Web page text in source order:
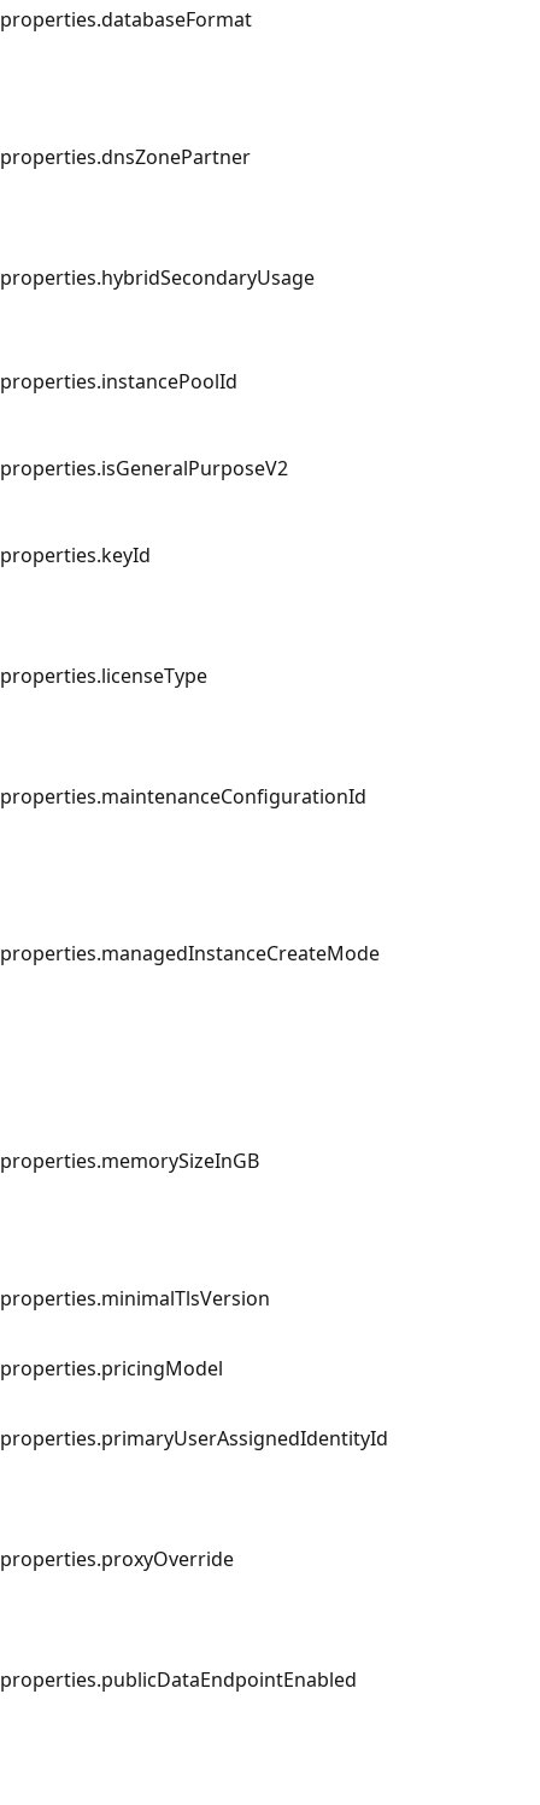
properties.databaseFormat
properties.dnsZonePartner
properties.hybridSecondaryUsage
properties.instancePoolId
properties.isGeneralPurposeV2
properties.keyId
properties.licenseType
properties.maintenanceConfigurationId
properties.managedInstanceCreateMode
properties.memorySizeInGB
properties.minimalTlsVersion
properties.pricingModel
properties.primaryUserAssignedIdentityId
properties.proxyOverride
properties.publicDataEndpointEnabled